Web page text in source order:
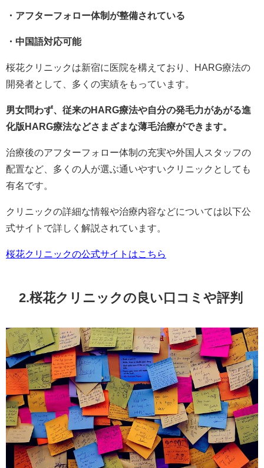
・アフターフォロー体制が整備されている
・中国語対応可能
桜花クリニックは新宿に医院を構えており、HARG療法の
開発者として、多くの実績をもっています。
男女問わず、従来のHARG療法や自分の発毛力があがる進
化版HARG療法などさまざまな薄毛治療ができます。
治療後のアフターフォロー体制の充実や外国人スタッフの
配置など、多くの人が選ぶ通いやすいクリニックとしても
有名です。
クリニックの詳細な情報や治療内容などについては以下公
式サイトで詳しく解説されています。
桜花クリニックの公式サイトはこちら
2.桜花クリニックの良い口コミや評判